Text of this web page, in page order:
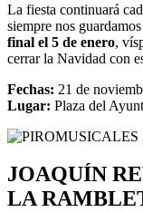
La fiesta continuará
siempre nos
final el 5 de enero,
cerrar la Navidad con
Fechas: 21 de
Lugar: Plaza del
JOAQUÍN
LA